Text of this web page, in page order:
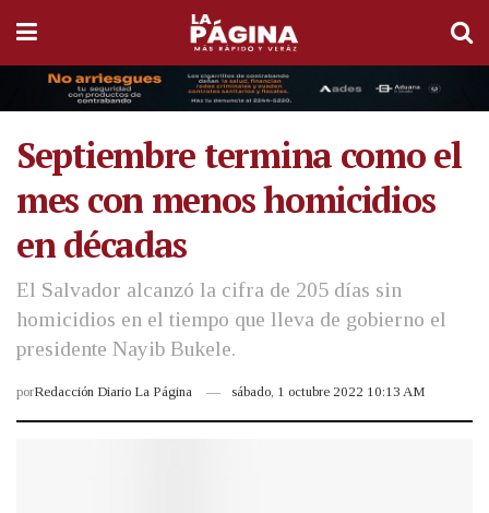
Septiembre termina como el
mes con menos homicidios
en décadas
El Salvador alcanzó la cifra de 205 días sin
homicidios en el tiempo que lleva de gobierno el
presidente Nayib Bukele.
porRedacción Diario La Página sábado, 1 octubre 2022 10:13 AM